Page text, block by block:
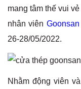
mang tâm thế vui
nhân viên Goonsan
26-28/05/2022.
Nhằm động viên